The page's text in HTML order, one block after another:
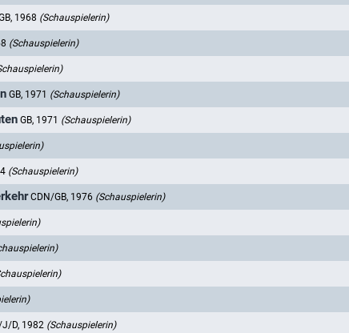
1968 (Schauspielerin)
(Schauspielerin)
GB, 1971 (Schauspielerin)
GB, 1971 (Schauspielerin)
(Schauspielerin)
CDN/GB, 1976 (Schauspielerin)
J/D, 1982 (Schauspielerin)